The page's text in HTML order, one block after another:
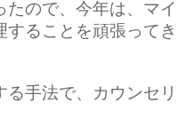
ので、今年は、マイ
ることを頑張ってき
手法で、 カウンセリ